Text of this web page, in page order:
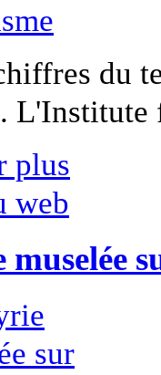
du
L'Institute
plus
web
muselée